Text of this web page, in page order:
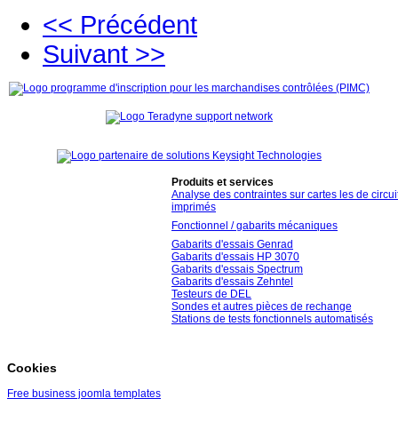
<< Précédent
Suivant >>
Produits et services
Analyse des contraintes sur cartes les de
imprimés
Fonctionnel / gabarits mécaniques
Gabarits d'essais Genrad
Gabarits d'essais HP 3070
Gabarits d'essais Spectrum
Gabarits d'essais Zehntel
Testeurs de DEL
Sondes et autres pièces de rechange
Stations de tests fonctionnels automatisés
Cookies
Free business joomla templates